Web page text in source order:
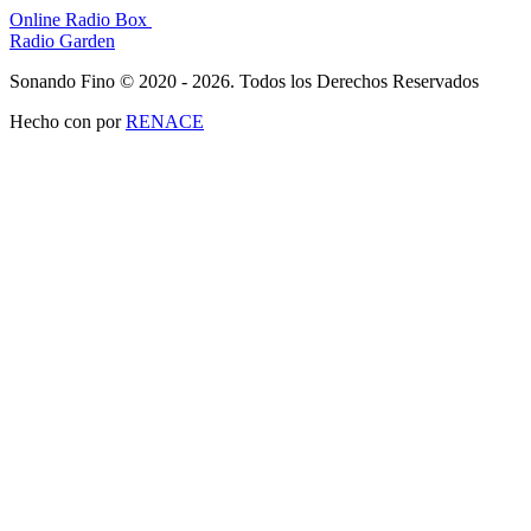
Online Radio Box
Radio Garden
Sonando Fino © 2020 - 2026. Todos los Derechos Reservados
Hecho con porRENACE